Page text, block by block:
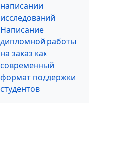
написании
исследований
Написание
дипломной работы
на заказ как
современный
формат поддержки
студентов